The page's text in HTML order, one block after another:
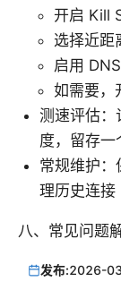
开启 Kill
选择近距
启用
如需要，
测速评估：
度，留存一
常规维护：
理历史连接
八、常见问题
发布:2026-